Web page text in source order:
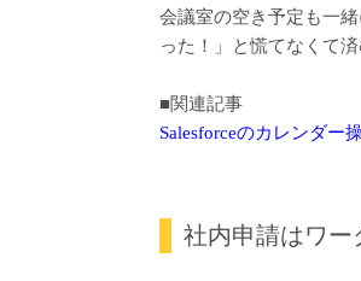
会議室の空き予定も一
った！」と慌てなくて
■関連記事
Salesforceのカレンダー
社内申請はワー